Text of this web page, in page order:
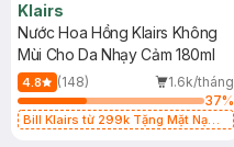
Klairs
Nước Hoa Hồng Klairs Không
Mùi Cho Da Nhạy Cảm 180ml
4.8 (148)
1.6k/tháng
37%
Bill Klairs từ 299k Tặng Mặt Nạ